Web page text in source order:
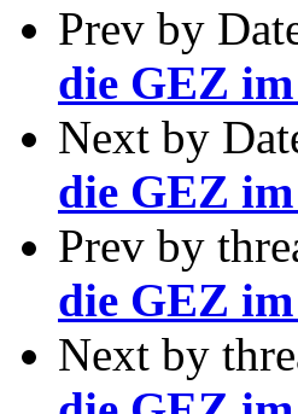
Prev by
die GEZ
Next by
die GEZ
Prev by
die GEZ
Next by